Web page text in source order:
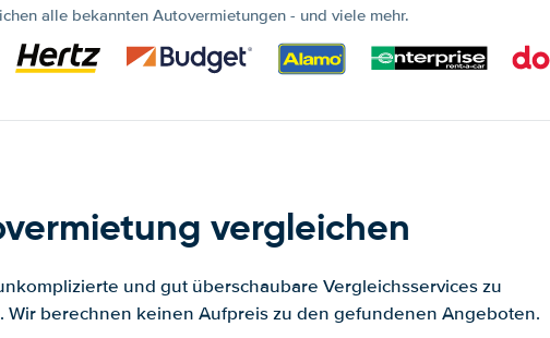
alle bekannten Autovermietungen - und viele mehr.
vergleichen
und gut überschaubare Vergleichsservices zu
Wir berechnen keinen Aufpreis zu den gefundenen Angeboten.